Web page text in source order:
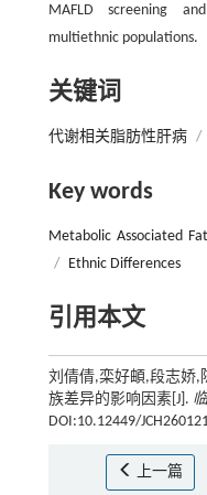
MAFLD screening
multiethnic populations.
关键词
代谢相关脂肪性肝病 /
Key words
Metabolic Associated
/
Ethnic Differences
引用本文
刘倩倩,栾好頔,段志娇,
族差异的影响因素[J].
DOI:10.12449/
上一篇